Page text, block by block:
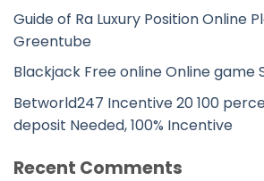
Guide of Ra Luxury Position Online
Greentube
Blackjack Free online Online game
Betworld247 Incentive 20 100
deposit Needed, 100% Incentive
Recent Comments